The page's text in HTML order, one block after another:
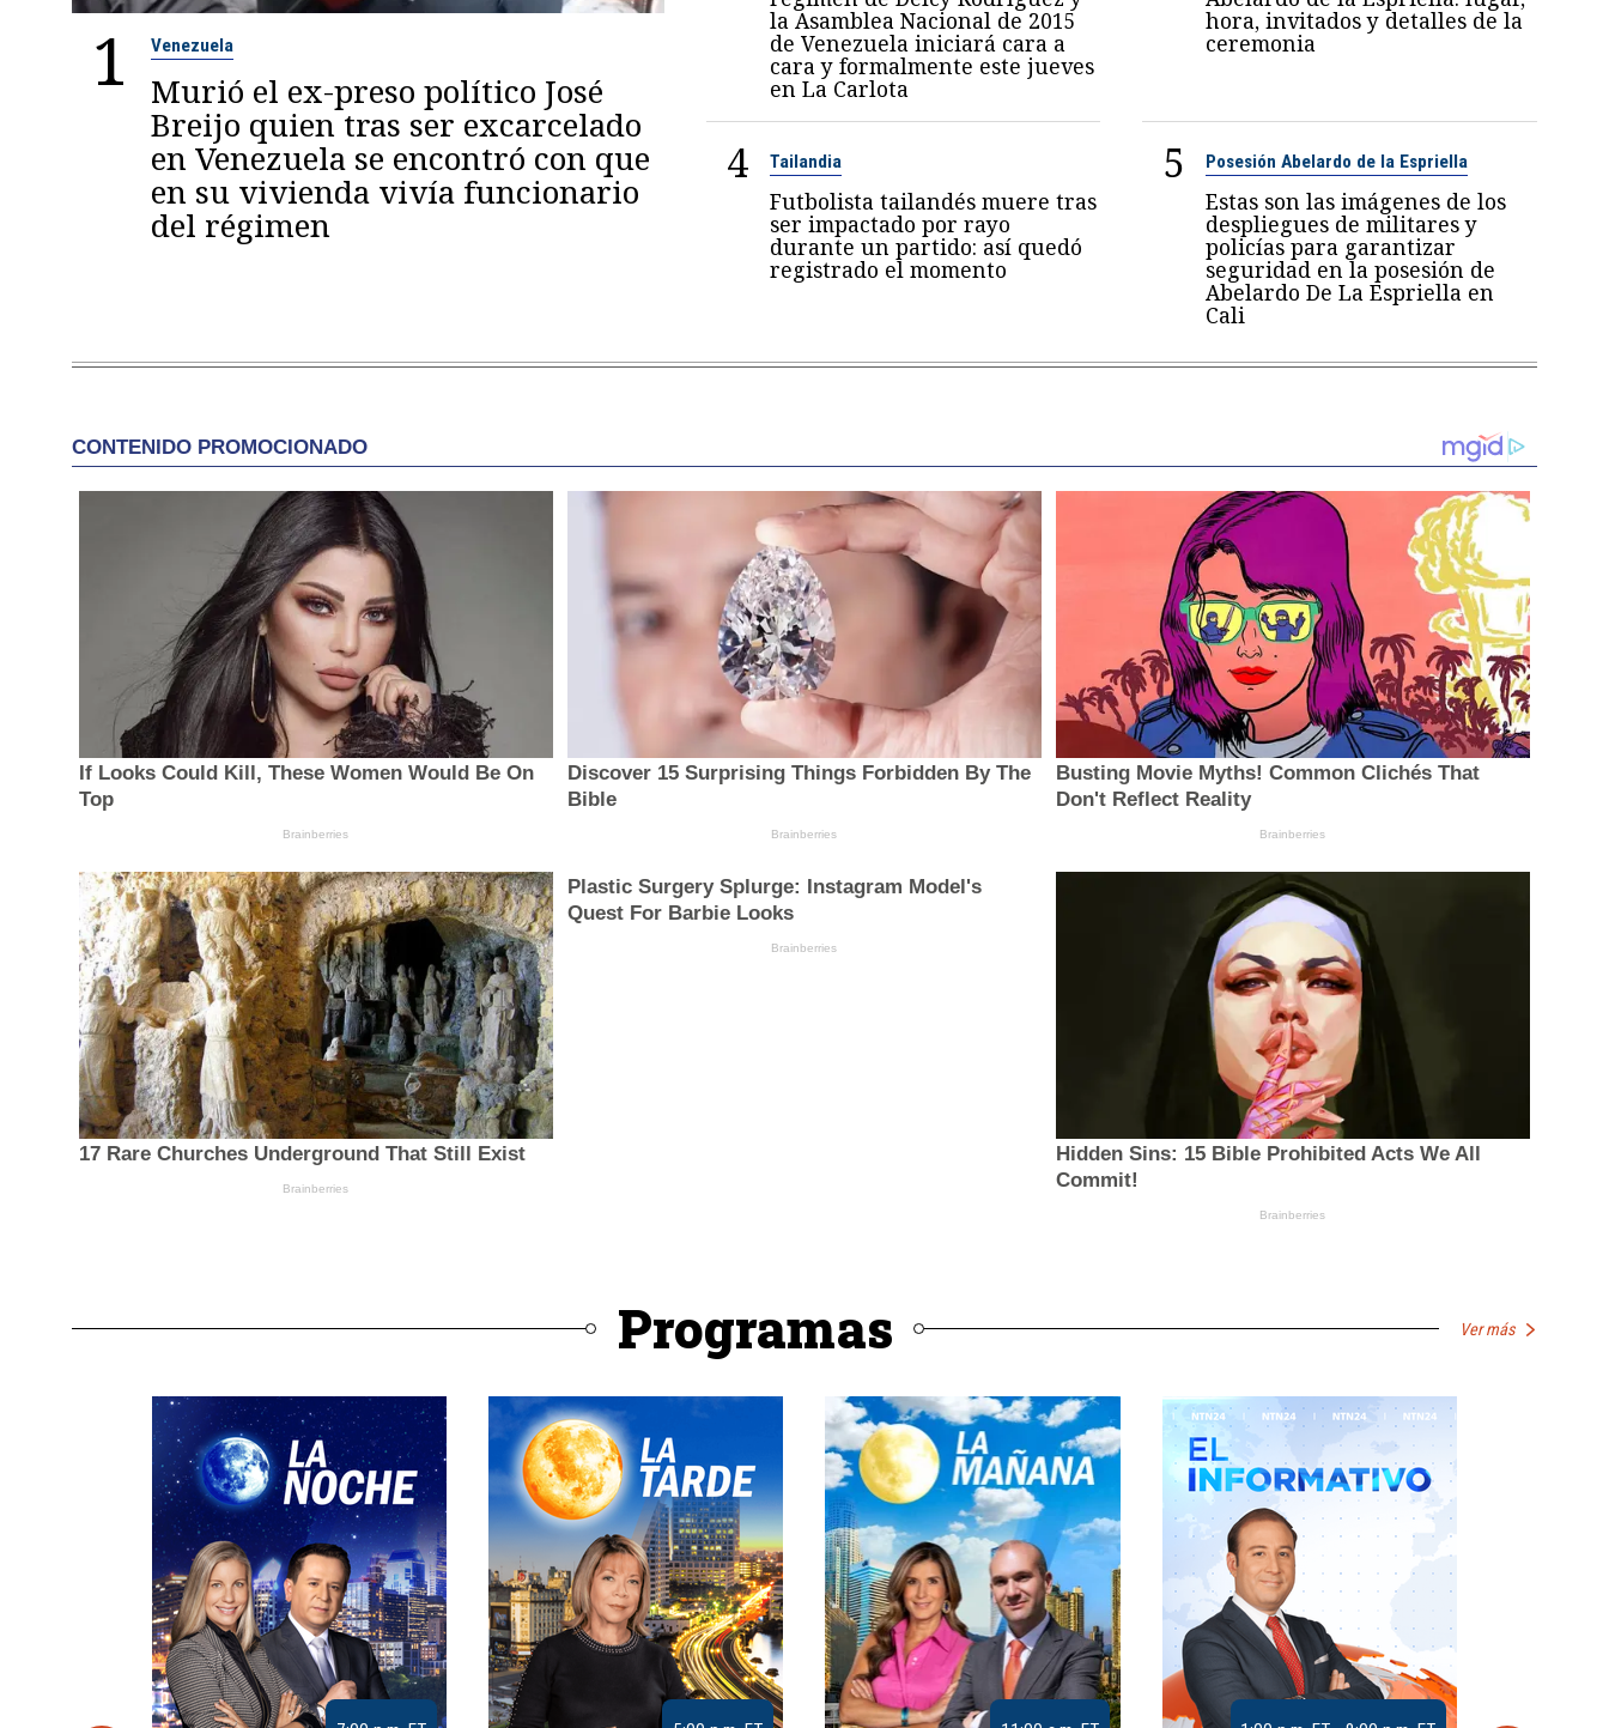
1 Venezuela
Murió el ex-preso político José
Breijo quien tras ser excarcelado
en Venezuela se encontró con que
en su vivienda vivía funcionario
del régimen
la Asamblea Nacional de 2015
de Venezuela iniciará cara a
cara y formalmente este jueves
en La Carlota
hora, invitados y detalles de la
ceremonia
4 Tailandia
Futbolista tailandés muere tras
ser impactado por rayo
durante un partido: así quedó
registrado el momento
5 Posesión Abelardo de la Espriella
Estas son las imágenes de los
despliegues de militares y
policías para garantizar
seguridad en la posesión de
Abelardo De La Espriella en
Cali
Programas Ver más